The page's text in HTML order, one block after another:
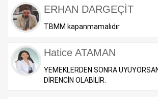
ERHAN DARGEÇİT
TBMM kapanmamalıdır
Hatice ATAMAN
YEMEKLERDEN SONRA
DİRENCİN OLABİLİR.